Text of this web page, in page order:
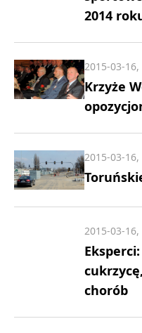
2014
Krzyże
2015-03-16,
2015-03-16,
chorób
2015-03-16,